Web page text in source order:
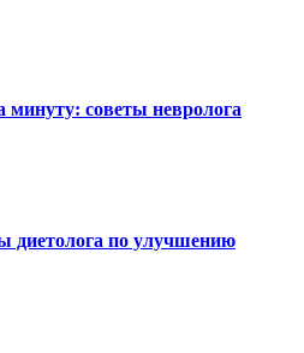
минуту: советы невролога
диетолога по улучшению